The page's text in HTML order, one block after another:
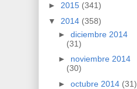
► 2015 (341)
▼ 2014 (358)
► diciembre 2014
(31)
► noviembre 2014
(30)
► octubre 2014 (31)